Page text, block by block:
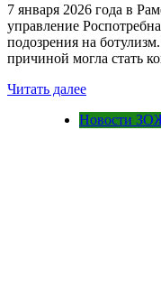
7 января 2026 года в
управление
подозрения на
причиной могла стать
Читать далее
Новости